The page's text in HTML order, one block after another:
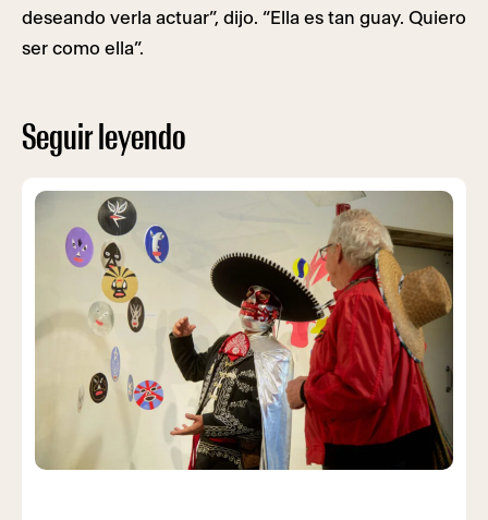
deseando verla actuar”, dijo. “Ella es tan guay. Quiero
ser como ella”.
Seguir leyendo